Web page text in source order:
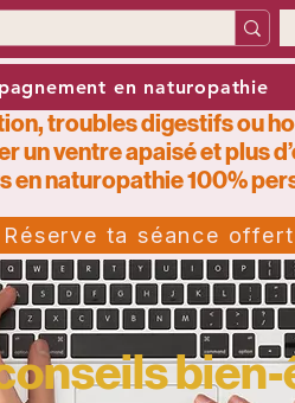
en naturopathie
troubles digestifs ou
un ventre apaisé et plus
en naturopathie 100%
Réserve ta séance